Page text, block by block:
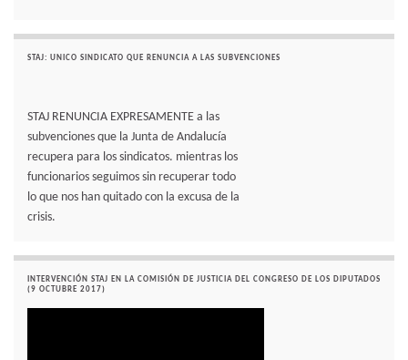
STAJ: UNICO SINDICATO QUE RENUNCIA A LAS SUBVENCIONES
STAJ RENUNCIA EXPRESAMENTE a las
subvenciones que la Junta de Andalucía
recupera para los sindicatos. mientras los
funcionarios seguimos sin recuperar todo
lo que nos han quitado con la excusa de la
crisis.
INTERVENCIÓN STAJ EN LA COMISIÓN DE JUSTICIA DEL CONGRESO DE LOS DIPUTADOS
(9 OCTUBRE 2017)